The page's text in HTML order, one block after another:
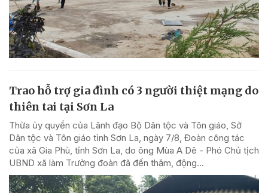
Trao hỗ trợ gia đình có 3 người thiệt mạng do
thiên tai tại Sơn La
Thừa ủy quyền của Lãnh đạo Bộ Dân tộc và Tôn giáo, Sở
Dân tộc và Tôn giáo tỉnh Sơn La, ngày 7/8, Đoàn công tác
của xã Gia Phù, tỉnh Sơn La, do ông Mùa A Dê - Phó Chủ tịch
UBND xã làm Trưởng đoàn đã đến thăm, động...